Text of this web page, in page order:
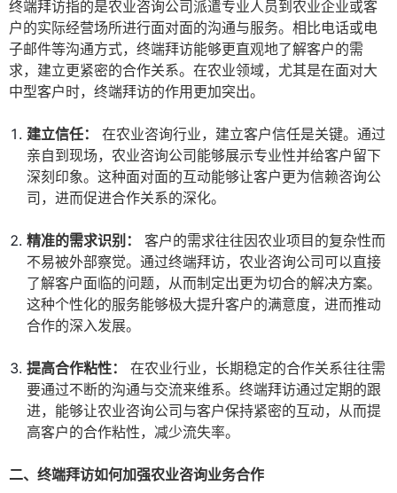
终端拜访指的是农业咨询公司派遣专业人员到农业企业或客
户的实际经营场所进行面对面的沟通与服务。相比电话或电
子邮件等沟通方式，终端拜访能够更直观地了解客户的需
求，建立更紧密的合作关系。在农业领域，尤其是在面对大
中型客户时，终端拜访的作用更加突出。
建立信任：
在农业咨询行业，建立客户信任是关键。通过
亲自到现场，农业咨询公司能够展示专业性并给客户留下
深刻印象。这种面对面的互动能够让客户更为信赖咨询公
司，进而促进合作关系的深化。
精准的需求识别：
客户的需求往往因农业项目的复杂性而
不易被外部察觉。通过终端拜访，农业咨询公司可以直接
了解客户面临的问题，从而制定出更为切合的解决方案。
这种个性化的服务能够极大提升客户的满意度，进而推动
合作的深入发展。
提高合作粘性：
在农业行业，长期稳定的合作关系往往需
要通过不断的沟通与交流来维系。终端拜访通过定期的跟
进，能够让农业咨询公司与客户保持紧密的互动，从而提
高客户的合作粘性，减少流失率。
二、终端拜访如何加强农业咨询业务合作